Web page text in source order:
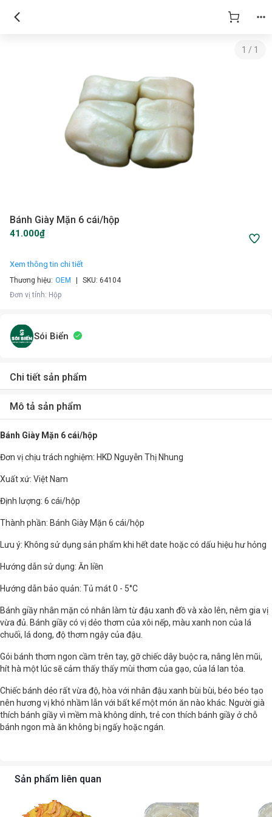
1 / 1
Bánh Giày Mặn 6 cái/hộp
41.000₫
Xem thông tin chi tiết
Thương hiệu: OEM SKU: 64104
Đơn vị tính: Hộp
Sói Biển
Chi tiết sản phẩm
Mô tả sản phẩm
Bánh Giày Mặn 6 cái/hộp
Đơn vị chịu trách nghiệm: HKD Nguyễn Thị Nhung
Xuất xứ: Việt Nam
Định lượng: 6 cái/hộp
Thành phần: Bánh Giày Mặn 6 cái/hộp
Lưu ý: Không sử dụng sản phẩm khi hết date hoặc có dấu hiệu hư hỏng
Hướng dẫn sử dụng: Ăn liền
Hướng dẫn bảo quản: Tủ mát 0 - 5°C
Bánh giầy nhân mặn có nhân làm từ đậu xanh đồ và xào lên, nêm gia vị
vừa đủ. Bánh giầy có vị dẻo thơm của xôi nếp, màu xanh non của lá
chuối, lá dong, độ thơm ngậy của đậu.
Gói bánh thơm ngon cầm trên tay, gỡ chiếc dây buộc ra, nâng lên mũi,
hít hà một lúc sẽ cảm thấy thấy mùi thơm của gạo, của lá lan tỏa.
Chiếc bánh dẻo rất vừa độ, hòa với nhân đậu xanh bùi bùi, béo béo tạo
nên hương vị khó nhầm lẫn với bất kể một món ăn nào khác. Người già
thích bánh giầy vì mềm mà không dính, trẻ con thích bánh giầy ở chỗ
bánh ngon mà ăn không bị ngấy hoặc ngán.
Sản phẩm liên quan